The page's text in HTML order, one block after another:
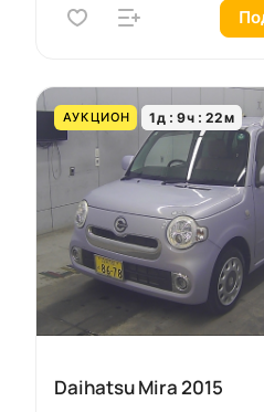
АУКЦИОН 1д 9ч 22м
Daihatsu Mira 2015